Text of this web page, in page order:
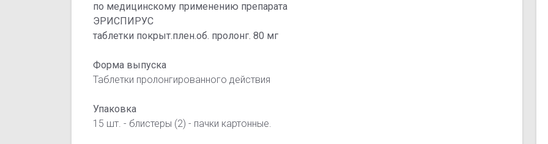
по медицинскому применению препарата
ЭРИСПИРУС
таблетки покрыт.плен.об. пролонг. 80 мг
Форма выпуска
Таблетки пролонгированного действия
Упаковка
15 шт. - блистеры (2) - пачки картонные.